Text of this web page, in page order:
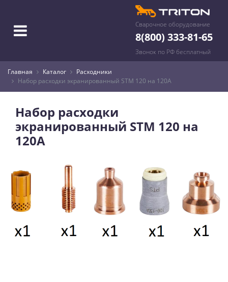
Сварочное оборудование
8(800) 333-81-65
Звонок по РФ бесплатный
Главная Каталог
Расходники
Набор расходки экранированный STM 120 на 120А
Набор расходки
экранированный STM 120 на
120А